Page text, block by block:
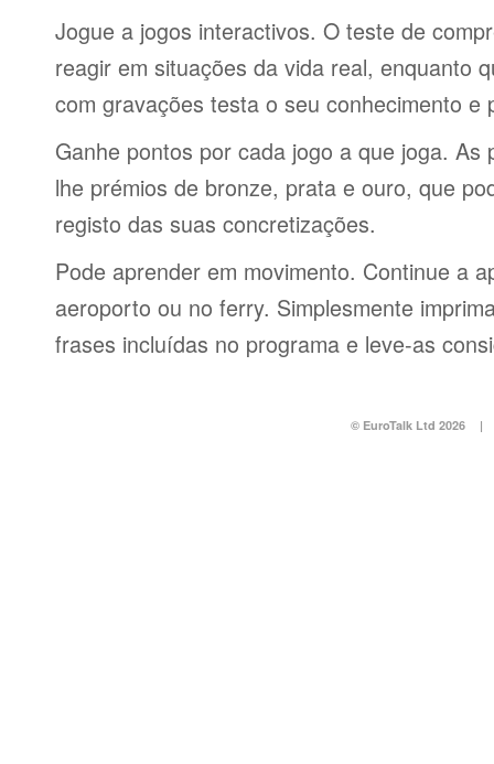
Jogue a jogos interactivos. O teste de
reagir em situações da vida real, enquanto
com gravações testa o seu conhecimento e
Ganhe pontos por cada jogo a que joga. As
lhe prémios de bronze, prata e ouro, que
registo das suas concretizações.
Pode aprender em movimento. Continue a
aeroporto ou no ferry. Simplesmente
frases incluídas no programa e leve-as
© EuroTalk Ltd 2026 |